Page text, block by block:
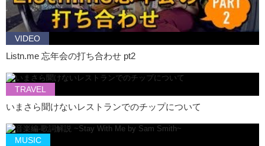
VIDEO
Listn.me 忘年会の打ち合わせ pt2
TRAVEL
いまさら聞けないレストランでのチップについて
MUSIC